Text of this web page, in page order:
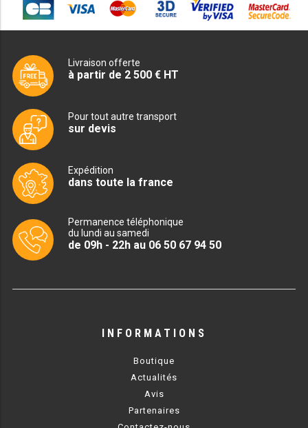
PROFONDEUR 300 VITRÉE
PROFONDEUR 300 INOX
ARMOIRE RÉFRIGÉRÉE
RÉFRIGÉRATEUR
RÉFRIGÉRATEUR VITRÉ
RÉFRIGÉRATEUR POISSON
CONGÉLATEUR VITRÉ
Livraison offerte
à partir de 2 500 € HT
Pour tout autre transport
sur devis
Expédition
dans toute la france
Permanence téléphonique
du lundi au samedi
de 09h - 22h au 06 50 67 94 50
INFORMATIONS
Boutique
Actualités
Avis
Partenaires